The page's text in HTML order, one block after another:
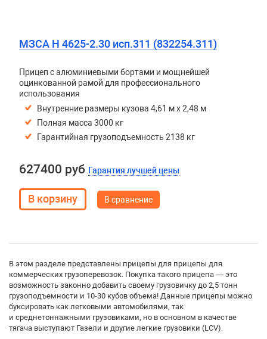
МЗСА H 4625-2.30 исп.311 (832254.311)
Прицеп с алюминиевыми бортами и мощнейшей
оцинкованной рамой для профессионального
использования
Внутренние размеры кузова 4,61 м х 2,48 м
Полная масса 3000 кг
Гарантийная грузоподъемность 2138 кг
627400 руб Гарантия лучшей цены
В сравнение
В этом разделе представлены прицепы для прицепы для
коммерческих грузоперевозок. Покупка такого прицепа — это
возможность законно добавить своему грузовичку до 2,5 тонн
грузоподъемности и 10-30 кубов объема! Данные прицепы можно
буксировать как легковыми автомобилями, так
и среднетоннажными грузовиками, но в основном в качестве
тягача выступают Газели и другие легкие грузовики (LCV).